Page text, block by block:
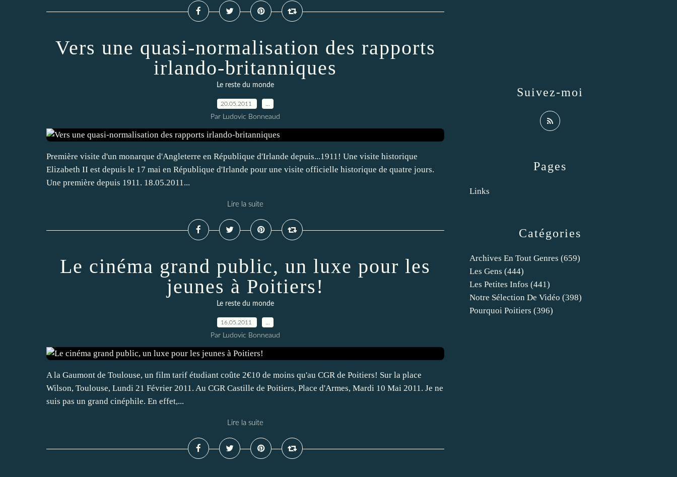
Vers une quasi-normalisation des rapports
irlando-britanniques
Le reste du monde
20.05.2011
Par Ludovic Bonneaud
Première visite d'un monarque d'Angleterre en République d'Irlande depuis...1911! Une visite historique
Elizabeth II est depuis le 17 mai en République d'Irlande pour une visite officielle historique de quatre jours.
Une première depuis 1911. 18.05.2011...
Lire la suite
Le cinéma grand public, un luxe pour les
jeunes à Poitiers!
Le reste du monde
16.05.2011
Par Ludovic Bonneaud
A la Gaumont de Toulouse, un film tarif étudiant coûte 2€10 de moins qu'au CGR de Poitiers! Sur la place
Wilson, Toulouse, Lundi 21 Février 2011. Au CGR Castille de Poitiers, Place d'Armes, Mardi 10 Mai 2011. Je ne
suis pas un grand cinéphile. En effet,...
Lire la suite
Catégories
Archives En Tout Genres (659)
Les Gens (444)
Les Petites Infos (441)
Notre Sélection De Vidéo (398)
Pourquoi Poitiers (396)
Pages
Links
Suivez-moi